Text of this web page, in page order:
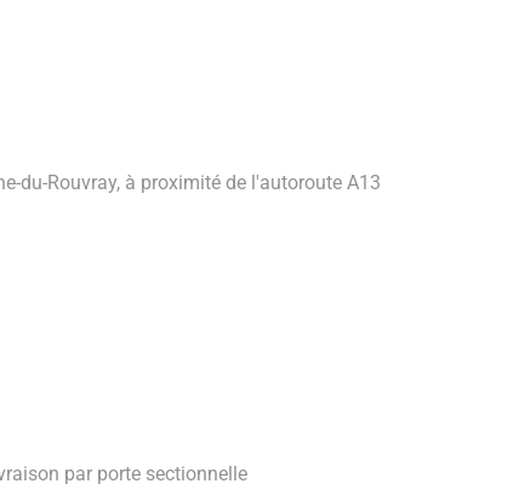
du-Rouvray, à proximité de l'autoroute A13
par porte sectionnelle